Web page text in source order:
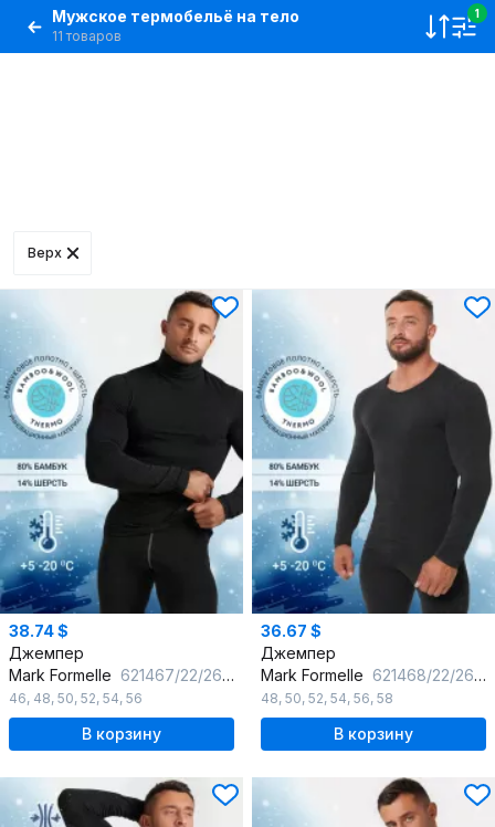
Мужское термобельё на тело
11 товаров
1
Верх
38.74 $
Джемпер
Mark Formelle 621467/22/2664Ц-12 антрацит
46, 48, 50, 52, 54, 56
В корзину
36.67 $
Джемпер
Mark Formelle 621468/22/2665Ц-12 антрацит
48, 50, 52, 54, 56, 58
В корзину